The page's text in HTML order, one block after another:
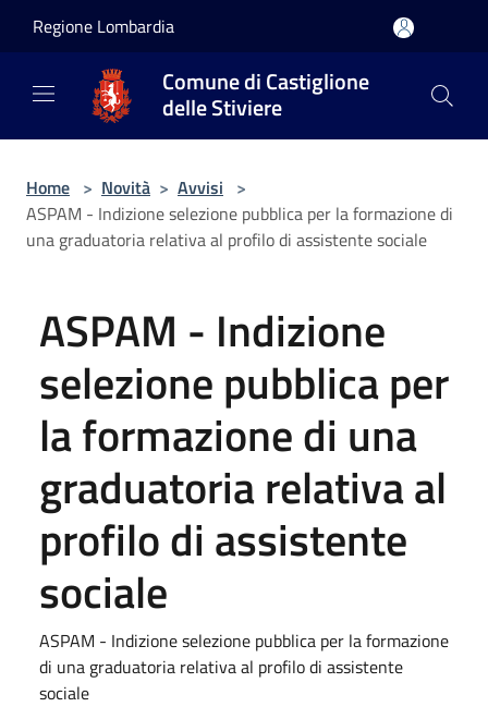
Regione Lombardia
Comune di Castiglione
delle Stiviere
Home > Novità > Avvisi >
ASPAM - Indizione selezione pubblica per la formazione di
una graduatoria relativa al profilo di assistente sociale
ASPAM - Indizione
selezione pubblica per
la formazione di una
graduatoria relativa al
profilo di assistente
sociale
ASPAM - Indizione selezione pubblica per la formazione
di una graduatoria relativa al profilo di assistente
sociale